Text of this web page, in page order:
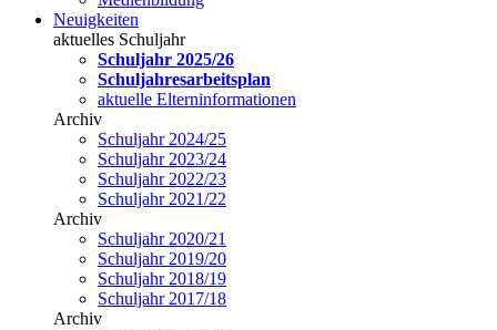
Neuigkeiten
aktuelles Schuljahr
Schuljahr 2025/26
Schuljahresarbeitsplan
aktuelle Elterninformationen
Archiv
Schuljahr 2024/25
Schuljahr 2023/24
Schuljahr 2022/23
Schuljahr 2021/22
Archiv
Schuljahr 2020/21
Schuljahr 2019/20
Schuljahr 2018/19
Schuljahr 2017/18
Archiv